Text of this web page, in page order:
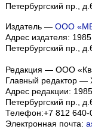
Петербургский пр.,
Издатель — ООО
Адрес издателя:
Петербургский пр.,
Редакция — ООО
Главный редактор —
Адрес редакции:
Петербургский пр.,
Телефон:+7 812 640-
Электронная почта: